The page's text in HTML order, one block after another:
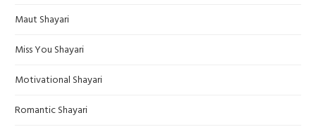
Maut Shayari
Miss You Shayari
Motivational Shayari
Romantic Shayari